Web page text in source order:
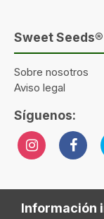
Sweet Seeds®
Sobre nosotros
Aviso legal
Síguenos:
Idioma Tema
Información